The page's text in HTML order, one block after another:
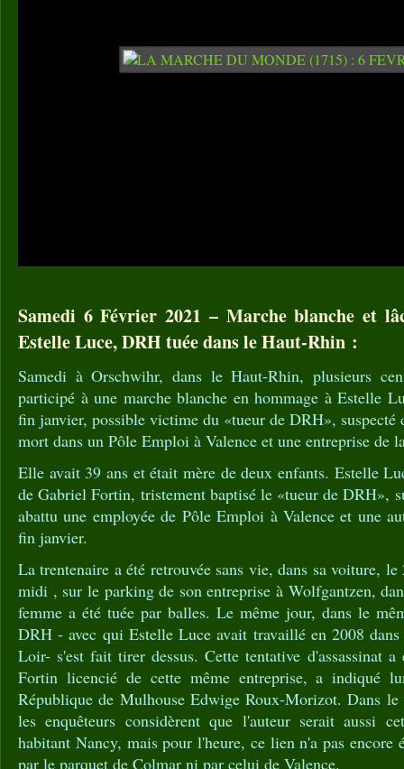
Samedi 6 Février 2021 – Marche blanche et
Estelle Luce, DRH tuée dans le Haut-Rhin :
Samedi à Orschwihr, dans le Haut-Rhin, plusieurs
participé à une marche blanche en hommage à Estelle
fin janvier, possible victime du «tueur de DRH», suspecté
mort dans un Pôle Emploi à Valence et une entreprise de
Elle avait 39 ans et était mère de deux enfants. Estelle
de Gabriel Fortin, tristement baptisé le «tueur de DRH»,
abattu une employée de Pôle Emploi à Valence et une
fin janvier.
La trentenaire a été retrouvée sans vie, dans sa voiture,
midi , sur le parking de son entreprise à Wolfgantzen,
femme a été tuée par balles. Le même jour, dans le
DRH - avec qui Estelle Luce avait travaillé en 2008
Loir- s'est fait tirer dessus. Cette tentative d'assassinat
Fortin licencié de cette même entreprise, a indiqué
République de Mulhouse Edwige Roux-Morizot. Dans
les enquêteurs considèrent que l'auteur serait aussi
habitant Nancy, mais pour l'heure, ce lien n'a pas encore
par le parquet de Colmar ni par celui de Valence.